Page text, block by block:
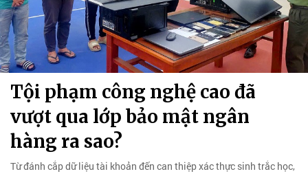
Tội phạm công nghệ cao đã
vượt qua lớp bảo mật ngân
hàng ra sao?
Từ đánh cắp dữ liệu tài khoản đến can thiệp xác thực sinh trắc học,